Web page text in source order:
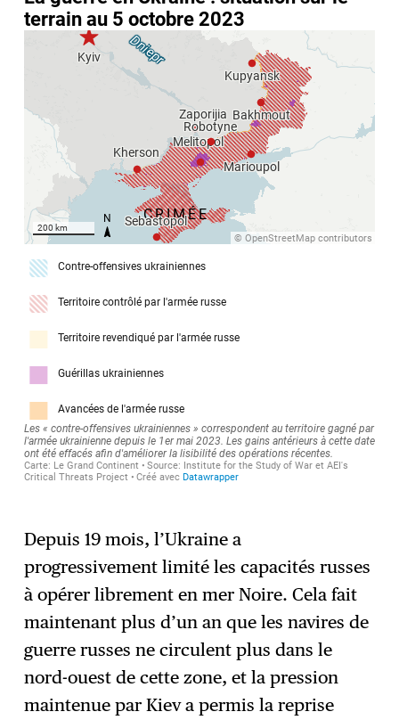
Depuis 19 mois, l’Ukraine a
progressivement limité les capacités russes
à opérer librement en mer Noire. Cela fait
maintenant plus d’un an que les navires de
guerre russes ne circulent plus dans le
nord-ouest de cette zone, et la pression
maintenue par Kiev a permis la reprise